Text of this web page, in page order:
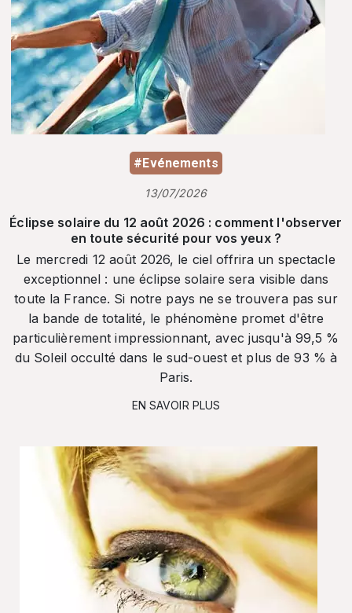
#Evénements
13/07/2026
Éclipse solaire du 12 août 2026 : comment l'observer
en toute sécurité pour vos yeux ?
Le mercredi 12 août 2026, le ciel offrira un spectacle
exceptionnel : une éclipse solaire sera visible dans
toute la France. Si notre pays ne se trouvera pas sur
la bande de totalité, le phénomène promet d'être
particulièrement impressionnant, avec jusqu'à 99,5 %
du Soleil occulté dans le sud-ouest et plus de 93 % à
Paris.
EN SAVOIR PLUS